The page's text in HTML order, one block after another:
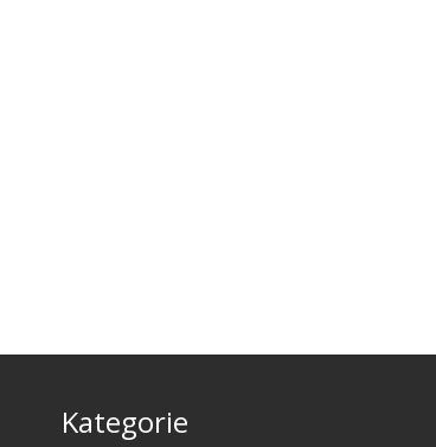
Kategorie